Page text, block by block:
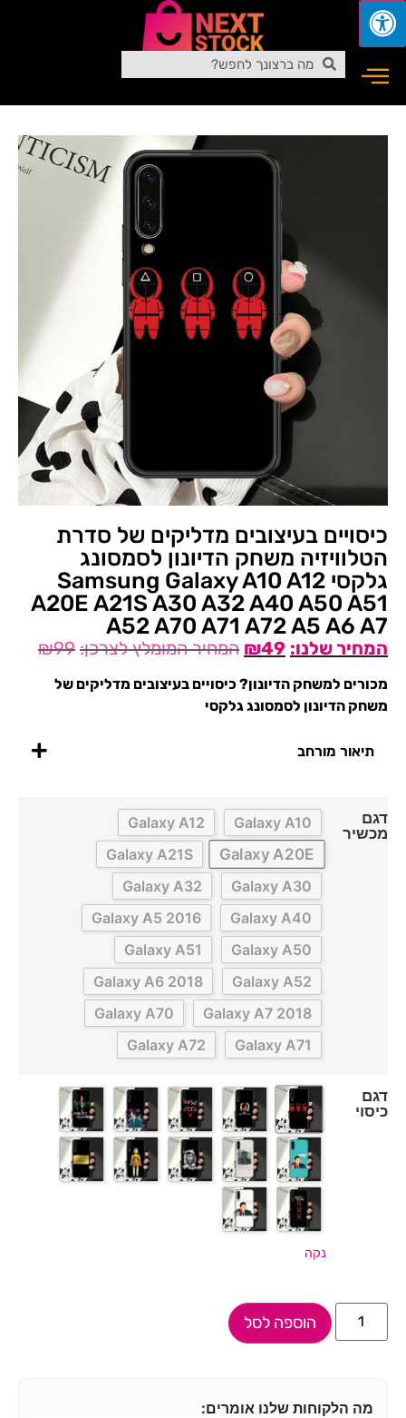
כיסויים בעיצובים מדליקים של סדרת
הטלוויזיה משחק הדיונון לסמסונג
גלקסי Samsung Galaxy A10 A12
A20E A21S A30 A32 A40 A50 A51
A52 A70 A71 A72 A5 A6 A7
₪99 ₪49
מכורים למשחק הדיונון? כיסויים בעיצובים מדליקים של
משחק הדיונון לסמסונג גלקסי
תיאור מורחב
דגם
מכשיר
Galaxy A10
Galaxy A12
Galaxy A20E
Galaxy A21S
Galaxy A30
Galaxy A32
Galaxy A40
Galaxy A5 2016
Galaxy A50
Galaxy A51
Galaxy A52
Galaxy A6 2018
Galaxy A7 2018
Galaxy A70
Galaxy A71
Galaxy A72
דגם
כיסוי
נקה
הוספה לסל
מה הלקוחות שלנו אומרים: